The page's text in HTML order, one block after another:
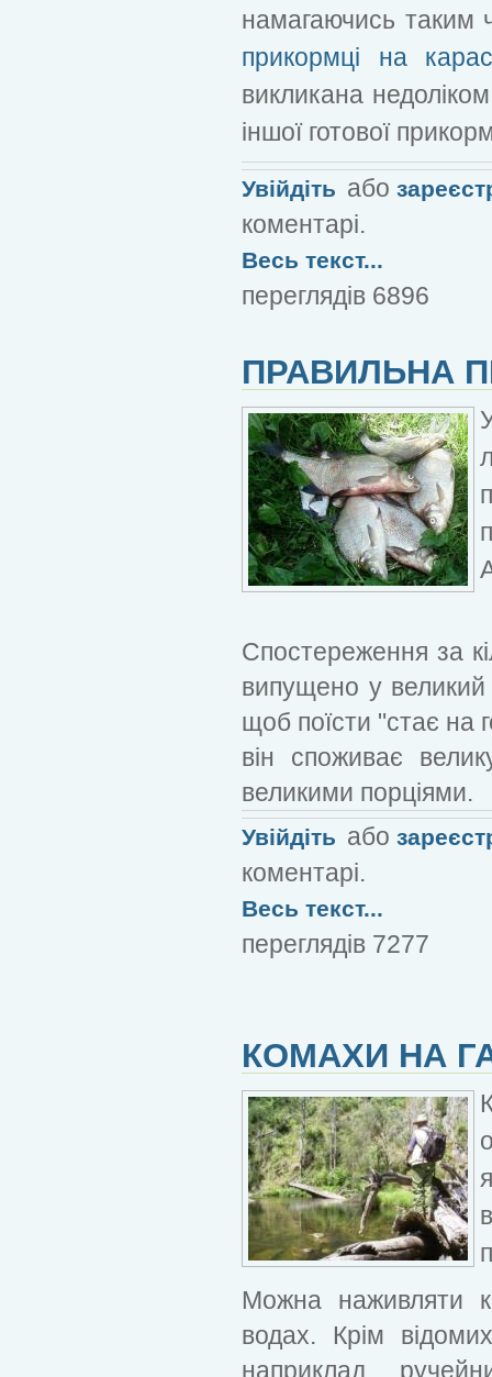
намагаючись таким
прикормці на
викликана
іншої готової
Увійдіть або
коментарі.
Весь текст...
переглядів 6896
ПРАВИЛЬНА
Спостереження за
випущено у
щоб поїсти "стає на
він споживає
великими порціями.
Увійдіть або
коментарі.
Весь текст...
переглядів 7277
КОМАХИ НА
Можна наживляти
водах. Крім
наприклад,